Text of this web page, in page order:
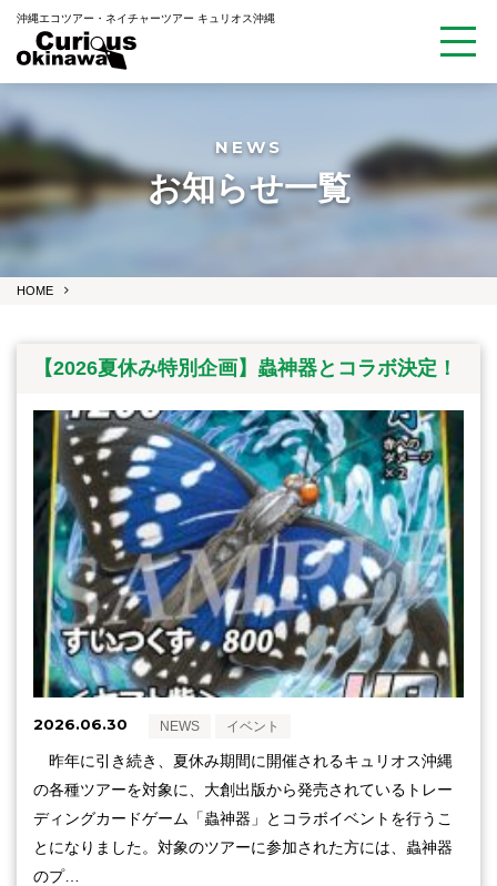
沖縄エコツアー・ネイチャーツアー キュリオス沖縄
NEWS
お知らせ一覧
HOME
【2026夏休み特別企画】蟲神器とコラボ決定！
2026.06.30 NEWS イベント
昨年に引き続き、夏休み期間に開催されるキュリオス沖縄
の各種ツアーを対象に、大創出版から発売されているトレー
ディングカードゲーム「蟲神器」とコラボイベントを行うこ
とになりました。対象のツアーに参加された方には、蟲神器
のプ…